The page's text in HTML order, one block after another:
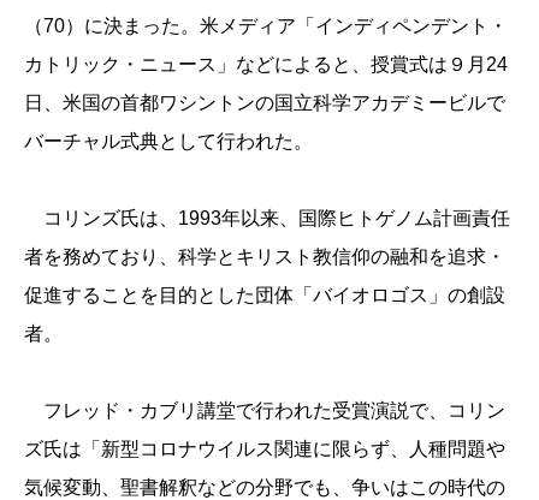
（70） に決まった。米メディア「インディペンデント・
カトリック・ ニュース」などによると、授賞式は９月24
日、米国の首都ワシン トンの国立科学アカデミービルで
バーチャル式典として行われた。
コリンズ氏は、1993年以来、国際ヒトゲノム計画責任
者を務めており、科学とキリスト教信仰の融和を追求・
促進することを目的とした団体「バイオロゴス」の創設
者。
フレッド・カブリ講堂で行われた受賞演説で、コリン
ズ氏は「新型コロナウイルス関連に限らず、人種問題や
気候変動、聖書解釈などの分野でも、争いはこの時代の